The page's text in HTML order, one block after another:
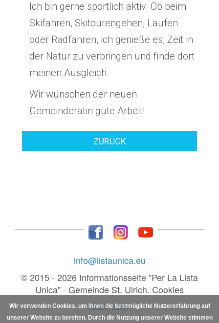
Wir verwenden Cookies, um Ihnen die bestmögliche Nutzererfahrung auf
unserer Website zu bereiten. Durch die Nutzung unserer Website stimmen
Ich bin gerne sportlich aktiv. Ob beim
Skifahren, Skitourengehen, Laufen
oder Radfahren, ich genieße es, Zeit in
der Natur zu verbringen und finde dort
meinen Ausgleich.
Wir wünschen der neuen
Gemeinderätin gute Arbeit!
ZURÜCK
info@listaunica.eu
© 2015 - 2026 Informationsseite "Per La Lista
Unica" - Gemeinde St. Ulrich. Cookies
Nach oben